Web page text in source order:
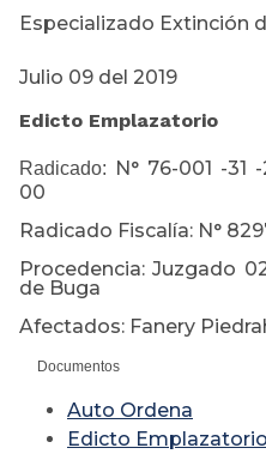
Especializado Extinción
Julio 09 del 2019
Edicto Emplazatorio
Radicado: N° 76-001 -31
00
Radicado Fiscalía: N°
Procedencia: Juzgado
de Buga
Afectados: Fanery
Documentos
Auto Ordena
Edicto Emplazatorio